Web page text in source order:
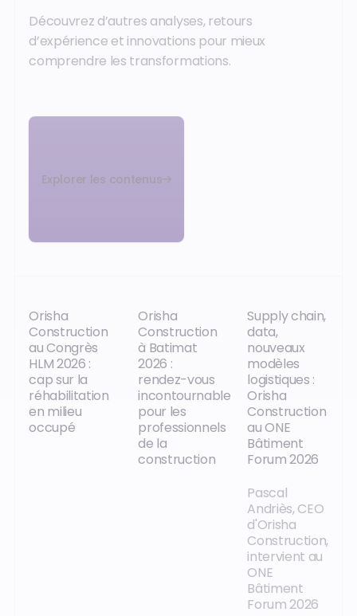
Découvrez d’autres analyses, retours
d’expérience et innovations pour mieux
comprendre les transformations.
Explorer les contenus
Orisha
Construction
au Congrès
HLM 2026 :
cap sur la
réhabilitation
en milieu
occupé
Orisha
Construction
à Batimat
2026 :
rendez-vous
incontournable
pour les
professionnels
de la
construction
Supply chain,
data,
nouveaux
modèles
logistiques :
Orisha
Construction
au ONE
Bâtiment
Forum 2026
Pascal
Andriès, CEO
d'Orisha
Construction,
intervient au
ONE
Bâtiment
Forum 2026